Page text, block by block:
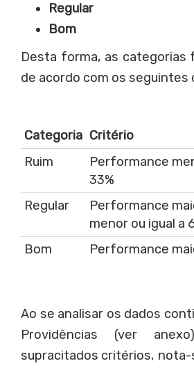
Regular
Bom
Desta forma, as categorias
de acordo com os seguintes
Categoria Critério
Ruim
Performance
33%
Regular
Performance
menor ou igual a
Bom
Performance
Ao se analisar os dados
Providências (ver
supracitados critérios, nota-